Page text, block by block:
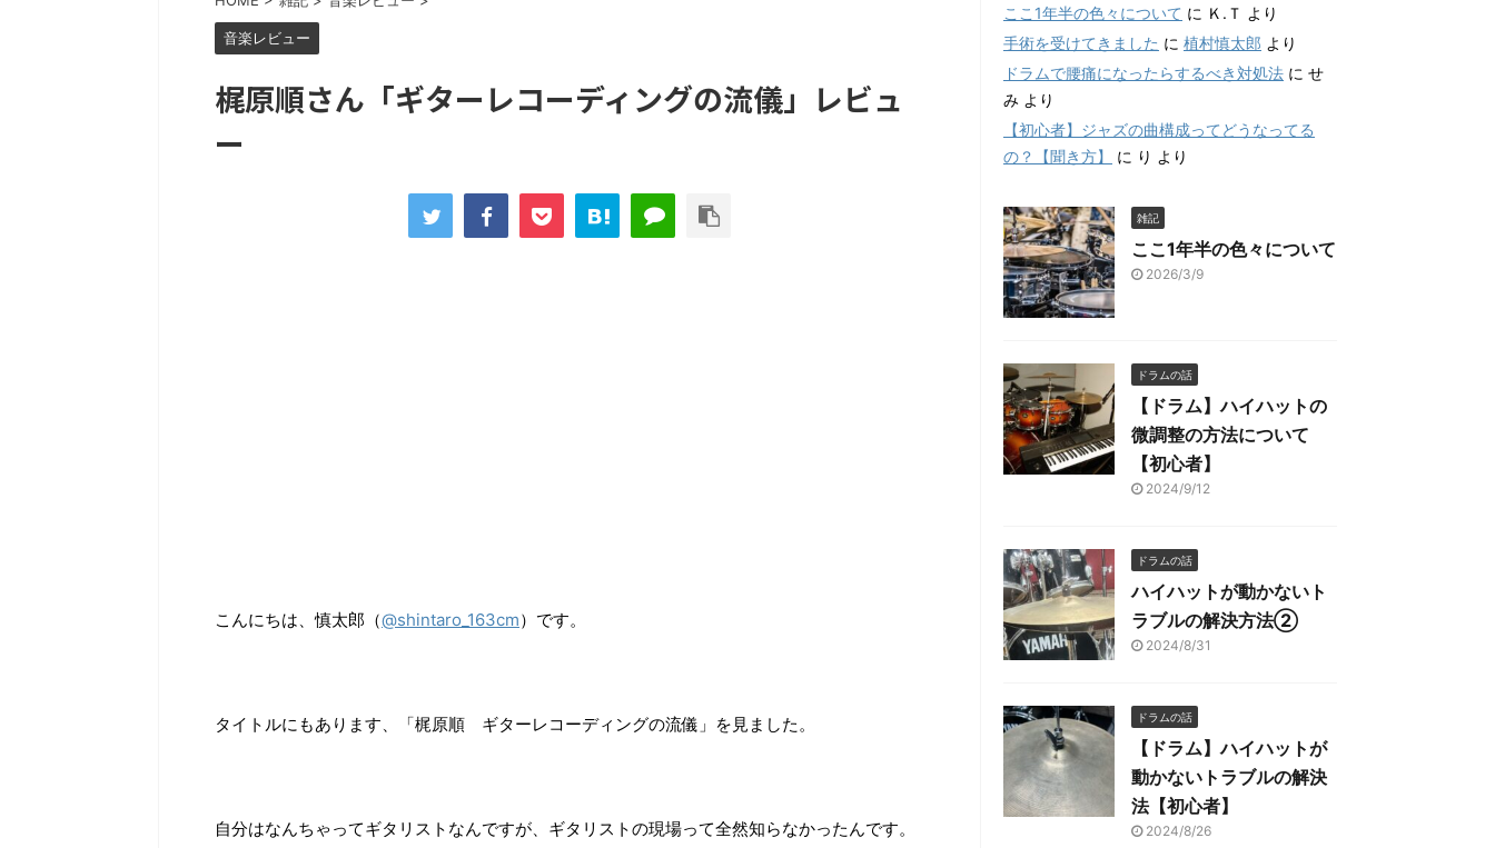
音楽レビュー
梶原順さん「ギターレコーディングの流儀」レビュ
ー
こんにちは、慎太郎（@shintaro_163cm）です。
タイトルにもあります、「梶原順 ギターレコーディングの流儀」を見ました。
自分はなんちゃってギタリストなんですが、ギタリストの現場って全然知らなかったんです。
ここ1年半の色々について に Ｋ.Ｔ より
手術を受けてきました に 植村慎太郎 より
ドラムで腰痛になったらするべき対処法 に せ
み より
【初心者】ジャズの曲構成ってどうなってる
の？【聞き方】
に り より
雑記
ここ1年半の色々について
2026/3/9
ドラムの話
【ドラム】ハイハットの
微調整の方法について
【初心者】
2024/9/12
ドラムの話
ハイハットが動かないト
ラブルの解決方法②
2024/8/31
ドラムの話
【ドラム】ハイハットが
動かないトラブルの解決
法【初心者】
2024/8/26